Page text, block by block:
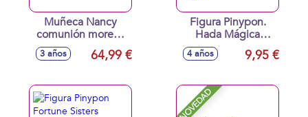
Muñeca Nancy
comunión morena
48 cm con corona
flores reedición
3 años 64,99 €
Figura Pinypon.
Hada Mágica
Verano con alas
reversibles
purpurina por las 2
caras
4 años 9,95 €
NOVEDAD